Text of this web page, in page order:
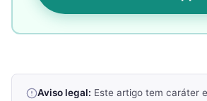
Aviso legal: Este artigo tem caráter